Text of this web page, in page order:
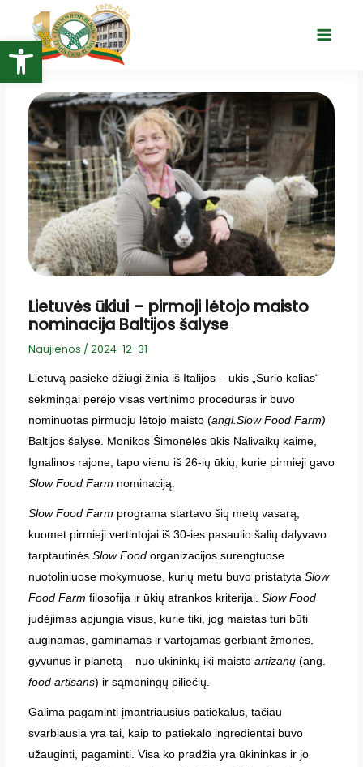
Open toolbar
turinio
Main
Lietuvės ūkiui – pirmoji lėtojo maisto
nominacija Baltijos šalyse
Naujienos / 2024-12-31
Lietuvą pasiekė džiugi žinia iš Italijos – ūkis „Sūrio kelias“
sėkmingai perėjo visas vertinimo procedūras ir buvo
nominuotas pirmuoju lėtojo maisto (angl.Slow Food Farm)
Baltijos šalyse. Monikos Šimonėlės ūkis Nalivaikų kaime,
Ignalinos rajone, tapo vienu iš 26-ių ūkių, kurie pirmieji gavo
Slow Food Farm nominaciją.
Slow Food Farm programa startavo šių metų vasarą,
kuomet pirmieji vertintojai iš 30-ies pasaulio šalių dalyvavo
tarptautinės Slow Foodorganizacijos surengtuose
nuotoliniuose mokymuose, kurių metu buvo pristatyta Slow
Food Farm filosofija ir ūkių atrankos kriterijai. Slow Food
judėjimas apjungia visus, kurie tiki, jog maistas turi būti
auginamas, gaminamas ir vartojamas gerbiant žmones,
gyvūnus ir planetą – nuo ūkininkų iki maisto artizanų (ang.
food artisans) ir sąmoningų piliečių.
Galima pagaminti įmantriausius patiekalus, tačiau
svarbiausia yra tai, kaip to patiekalo ingredientai buvo
užauginti, pagaminti. Visa ko pradžia yra ūkininkas ir jo